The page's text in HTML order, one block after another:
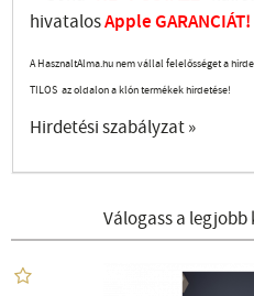
hivatalosApple GARANCIÁT!
A HasznaltAlma.hu nem vállal felelősséget a
TILOS az oldalon a klón termékek hirdetése!
Hirdetési szabályzat »
Válogass a